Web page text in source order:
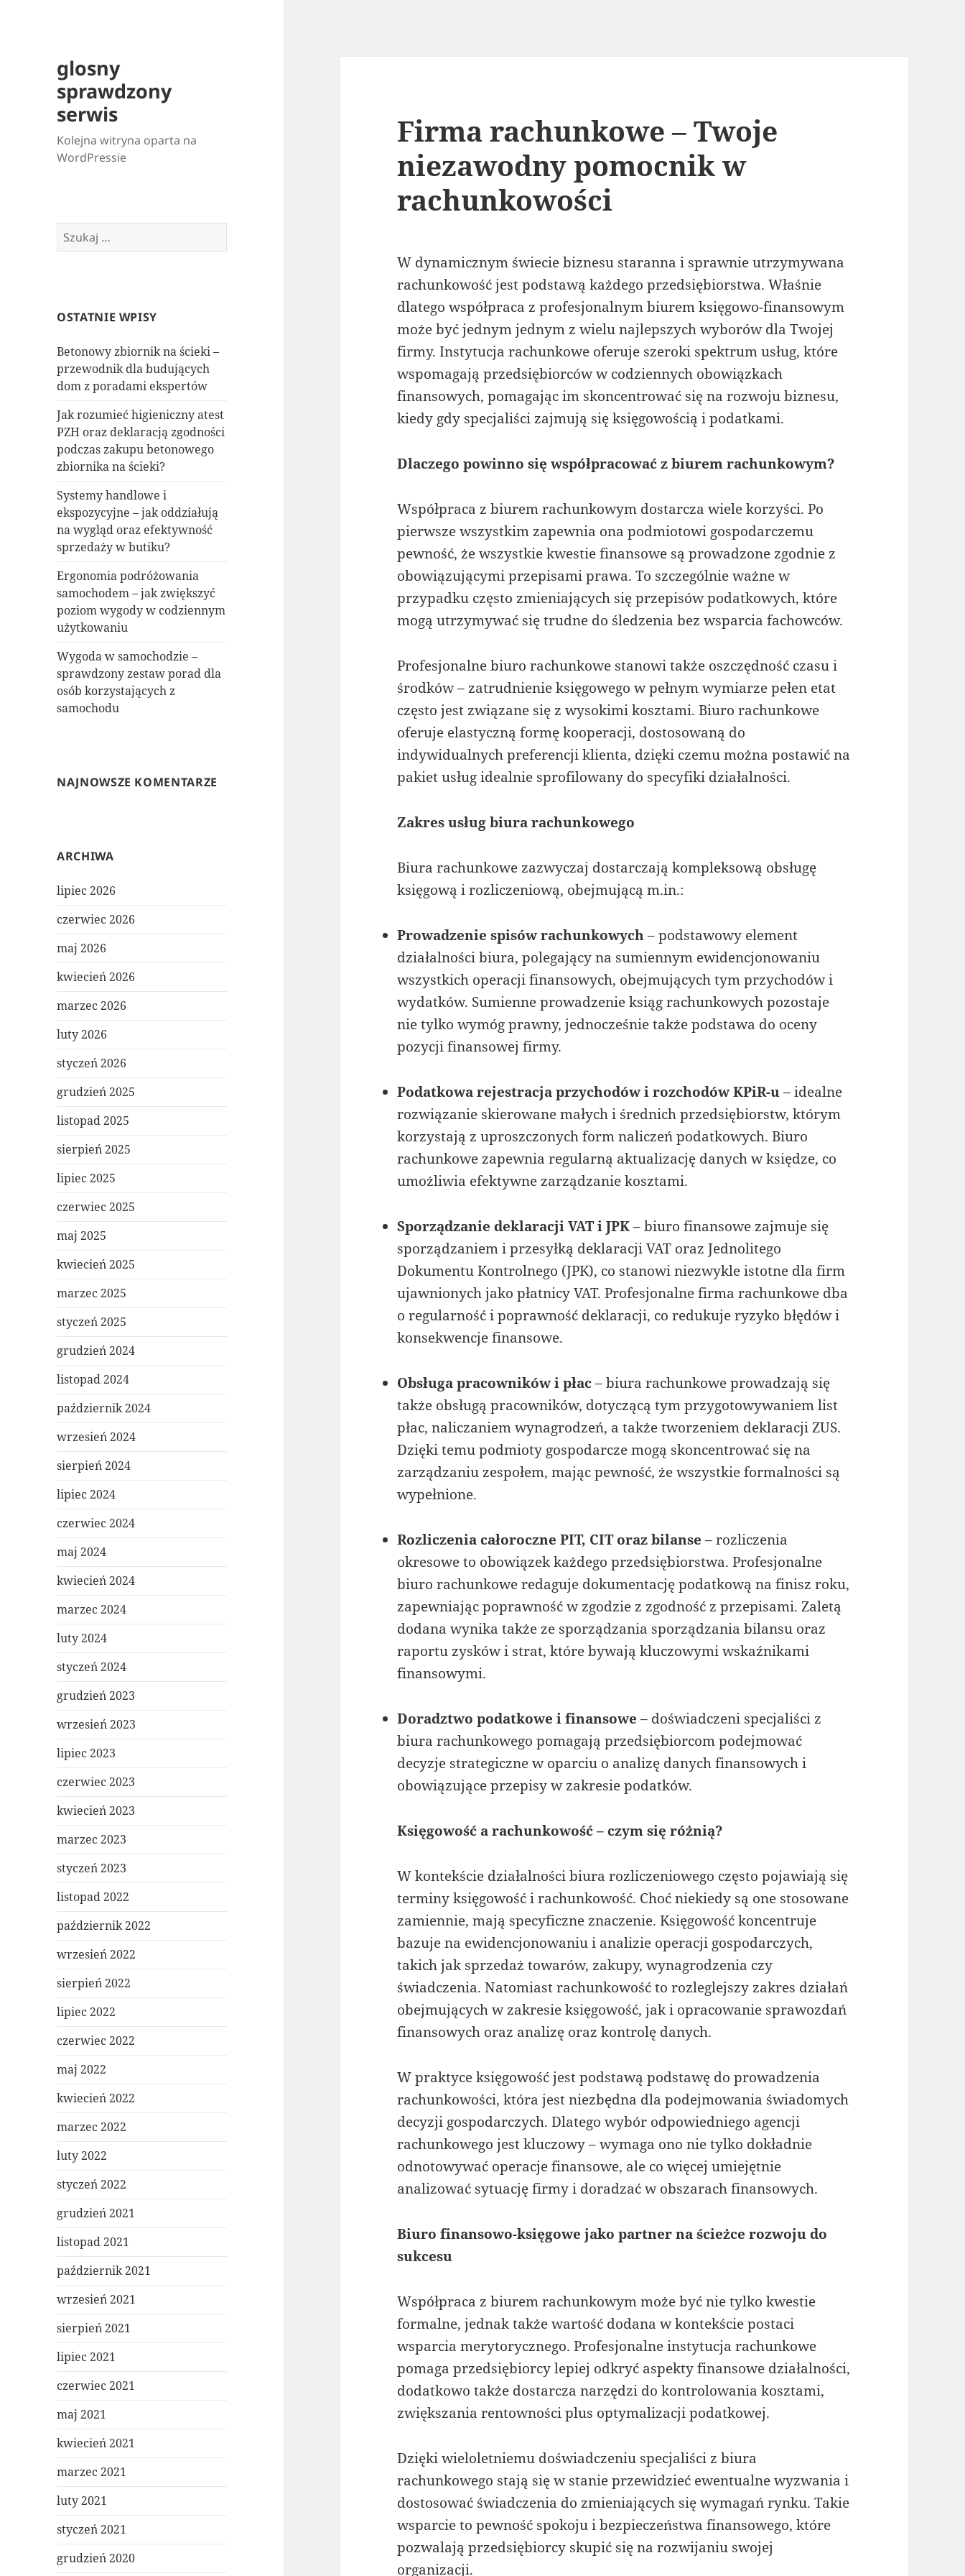
glosny
sprawdzony
serwis
Kolejna witryna oparta na
WordPressie
Szukaj:
OSTATNIE WPISY
Betonowy zbiornik na ścieki –
przewodnik dla budujących
dom z poradami ekspertów
Jak rozumieć higieniczny atest
PZH oraz deklaracją zgodności
podczas zakupu betonowego
zbiornika na ścieki?
Systemy handlowe i
ekspozycyjne – jak oddziałują
na wygląd oraz efektywność
sprzedaży w butiku?
Ergonomia podróżowania
samochodem – jak zwiększyć
poziom wygody w codziennym
użytkowaniu
Wygoda w samochodzie –
sprawdzony zestaw porad dla
osób korzystających z
samochodu
NAJNOWSZE KOMENTARZE
ARCHIWA
lipiec 2026
czerwiec 2026
maj 2026
kwiecień 2026
marzec 2026
luty 2026
styczeń 2026
grudzień 2025
listopad 2025
sierpień 2025
lipiec 2025
czerwiec 2025
maj 2025
kwiecień 2025
marzec 2025
styczeń 2025
grudzień 2024
listopad 2024
październik 2024
wrzesień 2024
sierpień 2024
lipiec 2024
czerwiec 2024
maj 2024
kwiecień 2024
marzec 2024
luty 2024
styczeń 2024
grudzień 2023
wrzesień 2023
lipiec 2023
czerwiec 2023
kwiecień 2023
marzec 2023
styczeń 2023
listopad 2022
październik 2022
wrzesień 2022
sierpień 2022
lipiec 2022
czerwiec 2022
maj 2022
kwiecień 2022
marzec 2022
luty 2022
styczeń 2022
grudzień 2021
listopad 2021
październik 2021
wrzesień 2021
sierpień 2021
lipiec 2021
czerwiec 2021
maj 2021
kwiecień 2021
marzec 2021
luty 2021
styczeń 2021
grudzień 2020
Firma rachunkowe – Twoje
niezawodny pomocnik w
rachunkowości
W dynamicznym świecie biznesu staranna i sprawnie utrzymywana
rachunkowość jest podstawą każdego przedsiębiorstwa. Właśnie
dlatego współpraca z profesjonalnym biurem księgowo-finansowym
może być jednym jednym z wielu najlepszych wyborów dla Twojej
firmy. Instytucja rachunkowe oferuje szeroki spektrum usług, które
wspomagają przedsiębiorców w codziennych obowiązkach
finansowych, pomagając im skoncentrować się na rozwoju biznesu,
kiedy gdy specjaliści zajmują się księgowością i podatkami.
Dlaczego powinno się współpracować z biurem rachunkowym?
Współpraca z biurem rachunkowym dostarcza wiele korzyści. Po
pierwsze wszystkim zapewnia ona podmiotowi gospodarczemu
pewność, że wszystkie kwestie finansowe są prowadzone zgodnie z
obowiązującymi przepisami prawa. To szczególnie ważne w
przypadku często zmieniających się przepisów podatkowych, które
mogą utrzymywać się trudne do śledzenia bez wsparcia fachowców.
Profesjonalne biuro rachunkowe stanowi także oszczędność czasu i
środków – zatrudnienie księgowego w pełnym wymiarze pełen etat
często jest związane się z wysokimi kosztami. Biuro rachunkowe
oferuje elastyczną formę kooperacji, dostosowaną do
indywidualnych preferencji klienta, dzięki czemu można postawić na
pakiet usług idealnie sprofilowany do specyfiki działalności.
Zakres usług biura rachunkowego
Biura rachunkowe zazwyczaj dostarczają kompleksową obsługę
księgową i rozliczeniową, obejmującą m.in.:
Prowadzenie spisów rachunkowych– podstawowy element
działalności biura, polegający na sumiennym ewidencjonowaniu
wszystkich operacji finansowych, obejmujących tym przychodów i
wydatków. Sumienne prowadzenie ksiąg rachunkowych pozostaje
nie tylko wymóg prawny, jednocześnie także podstawa do oceny
pozycji finansowej firmy.
Podatkowa rejestracja przychodów i rozchodów KPiR-u– idealne
rozwiązanie skierowane małych i średnich przedsiębiorstw, którym
korzystają z uproszczonych form naliczeń podatkowych. Biuro
rachunkowe zapewnia regularną aktualizację danych w księdze, co
umożliwia efektywne zarządzanie kosztami.
Sporządzanie deklaracji VAT i JPK– biuro finansowe zajmuje się
sporządzaniem i przesyłką deklaracji VAT oraz Jednolitego
Dokumentu Kontrolnego (JPK), co stanowi niezwykle istotne dla firm
ujawnionych jako płatnicy VAT. Profesjonalne firma rachunkowe dba
o regularność i poprawność deklaracji, co redukuje ryzyko błędów i
konsekwencje finansowe.
Obsługa pracowników i płac– biura rachunkowe prowadzają się
także obsługą pracowników, dotyczącą tym przygotowywaniem list
płac, naliczaniem wynagrodzeń, a także tworzeniem deklaracji ZUS.
Dzięki temu podmioty gospodarcze mogą skoncentrować się na
zarządzaniu zespołem, mając pewność, że wszystkie formalności są
wypełnione.
Rozliczenia całoroczne PIT, CIT oraz bilanse – rozliczenia
okresowe to obowiązek każdego przedsiębiorstwa. Profesjonalne
biuro rachunkowe redaguje dokumentację podatkową na finisz roku,
zapewniając poprawność w zgodzie z zgodność z przepisami. Zaletą
dodana wynika także ze sporządzania sporządzania bilansu oraz
raportu zysków i strat, które bywają kluczowymi wskaźnikami
finansowymi.
Doradztwo podatkowe i finansowe – doświadczeni specjaliści z
biura rachunkowego pomagają przedsiębiorcom podejmować
decyzje strategiczne w oparciu o analizę danych finansowych i
obowiązujące przepisy w zakresie podatków.
Księgowość a rachunkowość – czym się różnią?
W kontekście działalności biura rozliczeniowego często pojawiają się
terminy księgowość i rachunkowość. Choć niekiedy są one stosowane
zamiennie, mają specyficzne znaczenie. Księgowość koncentruje
bazuje na ewidencjonowaniu i analizie operacji gospodarczych,
takich jak sprzedaż towarów, zakupy, wynagrodzenia czy
świadczenia. Natomiast rachunkowość to rozleglejszy zakres działań
obejmujących w zakresie księgowość, jak i opracowanie sprawozdań
finansowych oraz analizę oraz kontrolę danych.
W praktyce księgowość jest podstawą podstawę do prowadzenia
rachunkowości, która jest niezbędna dla podejmowania świadomych
decyzji gospodarczych. Dlatego wybór odpowiedniego agencji
rachunkowego jest kluczowy – wymaga ono nie tylko dokładnie
odnotowywać operacje finansowe, ale co więcej umiejętnie
analizować sytuację firmy i doradzać w obszarach finansowych.
Biuro finansowo-księgowe jako partner na ścieżce rozwoju do
sukcesu
Współpraca z biurem rachunkowym może być nie tylko kwestie
formalne, jednak także wartość dodana w kontekście postaci
wsparcia merytorycznego. Profesjonalne instytucja rachunkowe
pomaga przedsiębiorcy lepiej odkryć aspekty finansowe działalności,
dodatkowo także dostarcza narzędzi do kontrolowania kosztami,
zwiększania rentowności plus optymalizacji podatkowej.
Dzięki wieloletniemu doświadczeniu specjaliści z biura
rachunkowego stają się w stanie przewidzieć ewentualne wyzwania i
dostosować świadczenia do zmieniających się wymagań rynku. Takie
wsparcie to pewność spokoju i bezpieczeństwa finansowego, które
pozwalają przedsiębiorcy skupić się na rozwijaniu swojej
organizacji.